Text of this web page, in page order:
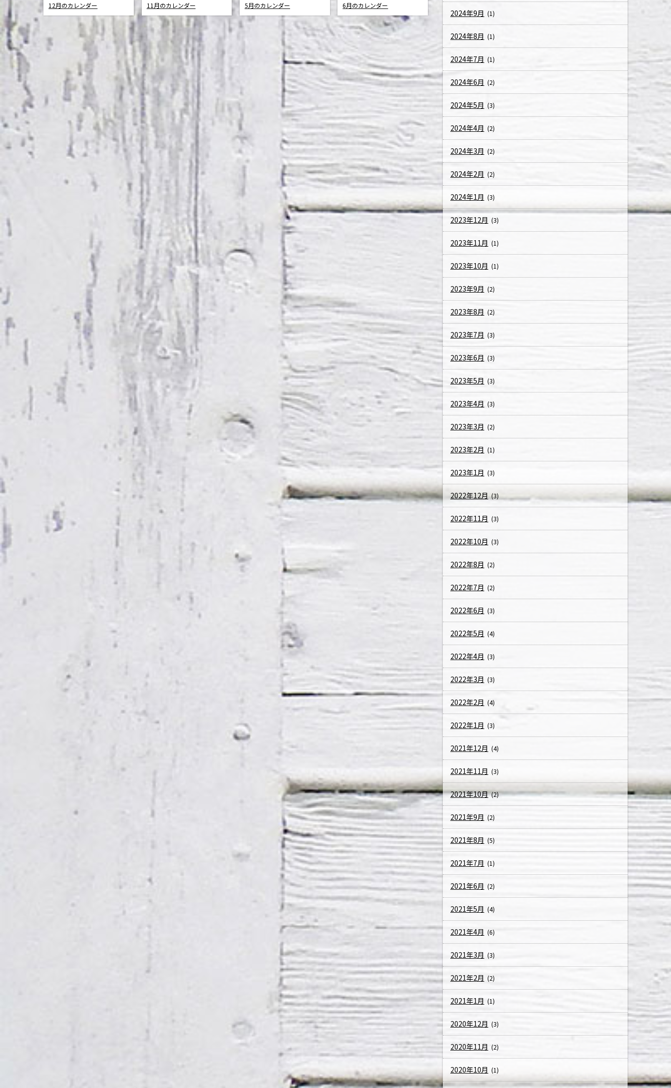
12月のカレンダー 11月のカレンダー 5月のカレンダー 6月のカレンダー
2024年9月 (1)
2024年8月 (1)
2024年7月 (1)
2024年6月 (2)
2024年5月 (3)
2024年4月 (2)
2024年3月 (2)
2024年2月 (2)
2024年1月 (3)
2023年12月 (3)
2023年11月 (1)
2023年10月 (1)
2023年9月 (2)
2023年8月 (2)
2023年7月 (3)
2023年6月 (3)
2023年5月 (3)
2023年4月 (3)
2023年3月 (2)
2023年2月 (1)
2023年1月 (3)
2022年12月 (3)
2022年11月 (3)
2022年10月 (3)
2022年8月 (2)
2022年7月 (2)
2022年6月 (3)
2022年5月 (4)
2022年4月 (3)
2022年3月 (3)
2022年2月 (4)
2022年1月 (3)
2021年12月 (4)
2021年11月 (3)
2021年10月(2)
2021年9月 (2)
2021年8月 (5)
2021年7月 (1)
2021年6月 (2)
2021年5月 (4)
2021年4月 (6)
2021年3月 (3)
2021年2月 (2)
2021年1月 (1)
2020年12月 (3)
2020年11月 (2)
2020年10月 (1)